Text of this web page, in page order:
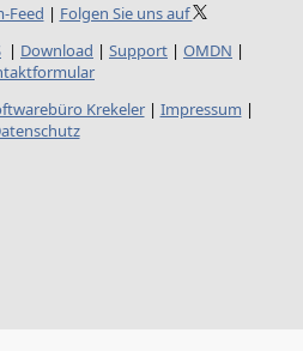
Feed | Folgen Sie uns auf
| Download | Support | OMDN |
Krekeler| Impressum |